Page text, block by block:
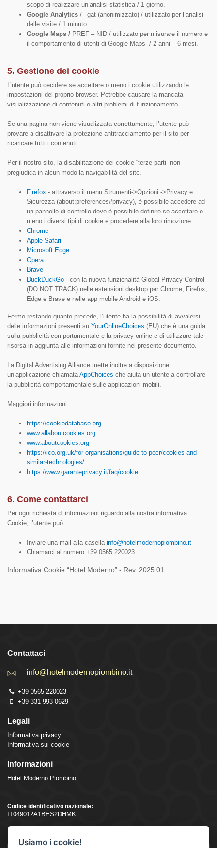
scopo di realizzare un’analisi statistica / 1 giorno.
Google Analytics / _gat (anonimizzato) / utilizzato per l’analisi
delle visite / 1 minuto.
Google Maps / PREF – NID / utilizzato per misurare il numero e
il comportamento di utenti di Google Maps / 2 anni – 6 mesi.
5. Gestione dei cookie
L’utente può decidere se accettare o meno i cookie utilizzando le
impostazioni del proprio browser. Potrebbe causare la mancata
visualizzazione di contenuti o altri problemi di funzionamento.
Se una pagina non viene visualizzata correttamente, l’utente può
provare a disattivare la protezione antitracciamento per il sito per
ricaricare tutti i contenuti.
Per il nostro sito, la disabilitazione dei cookie “terze parti” non
pregiudica in alcun modo la navigabilità del sito.
Firefox - attraverso il menu Strumenti->Opzioni ->Privacy e
Sicurezza (about:preferences#privacy), è possibile accedere ad
un pannello di controllo dove è possibile definire se accettare o
meno i diversi tipi di cookie e procedere alla loro rimozione.
Chrome
Apple Safari
Microsoft Edge
Opera
Brave
DuckDuckGo - con la nuova funzionalità Global Privacy Control
(DO NOT TRACK) nelle estensioni desktop per Chrome, Firefox,
Edge e Brave e nelle app mobile Android e iOS.
Fermo restando quanto precede, l’utente ha la possibilità di avvalersi
delle informazioni presenti su YourOnlineChoices (EU) che è una guida
sulla pubblicità comportamentale e la privacy online e di utilizzare tale
risorsa in aggiunta alle informazioni fornite nel presente documento.
La Digital Advertising Alliance mette inoltre a disposizione
un’applicazione chiamata AppChoices che aiuta un utente a controllare
la pubblicità comportamentale sulle applicazioni mobili.
Maggiori informazioni:
https://cookiedatabase.org
www.allaboutcookies.org
www.aboutcookies.org
https://ico.org.uk/for-organisations/guide-to-pecr/cookies-and-
similar-technologies/
https://www.garanteprivacy.it/faq/cookie
6. Come contattarci
Per ogni richiesta di informazioni riguardo alla nostra informativa
Cookie, l’utente può:
Inviare una mail alla casella info@hotelmodernopiombino.it
Chiamarci al numero +39 0565 220023
Informativa Cookie “Hotel Moderno” - Rev. 2025.01
Contattaci
info@hotelmodernopiombino.it
+39 0565 220023
+39 331 993 0629
Legali
Informativa privacy
Informativa sui cookie
Informazioni
Hotel Moderno Piombino
Codice identificativo nazionale:
IT049012A1BES2DHMK
Usiamo i cookie!